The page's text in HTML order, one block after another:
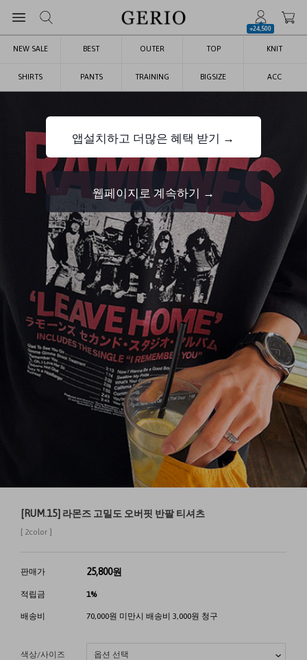
+24,500
NEW SALE BEST OUTER TOP KNIT
SHIRTS PANTS TRAINING BIGSIZE ACC
[RUM.15] 라몬즈 고밀도 오버핏 반팔 티셔츠
[ 2color ]
판매가 25,800원
적립금 1%
배송비 70,000원 미만시 배송비 3,000원 청구
색상/사이즈
앱설치하고 더많은 혜택 받기 →
웹페이지로 계속하기 →